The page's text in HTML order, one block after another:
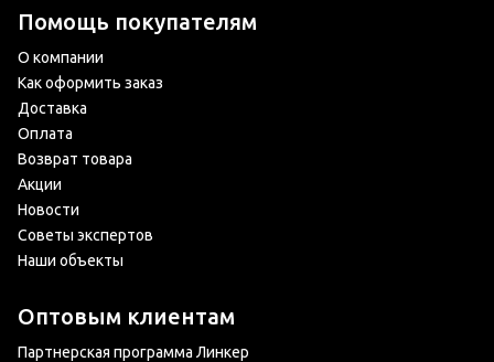
Помощь покупателям
О компании
Как оформить заказ
Доставка
Оплата
Возврат товара
Акции
Новости
Советы экспертов
Наши объекты
Оптовым клиентам
Партнерская программа Линкер